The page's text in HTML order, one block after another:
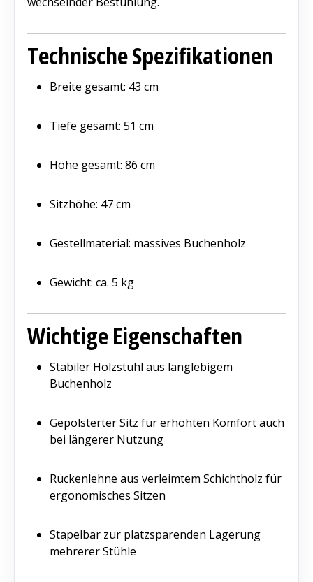
Technische Spezifikationen
Breite gesamt: 43 cm
Tiefe gesamt: 51 cm
Höhe gesamt: 86 cm
Sitzhöhe: 47 cm
Gestellmaterial: massives Buchenholz
Gewicht: ca. 5 kg
Wichtige Eigenschaften
Stabiler Holzstuhl aus langlebigem
Buchenholz
Gepolsterter Sitz für erhöhten Komfort auch
bei längerer Nutzung
Rückenlehne aus verleimtem Schichtholz für
ergonomisches Sitzen
Stapelbar zur platzsparenden Lagerung
mehrerer Stühle